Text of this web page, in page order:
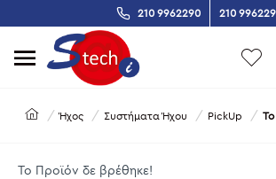
210 9962290 210
Ήχος Συστήματα Ήχου PickUp
Το Προϊόν δε βρέθηκε!